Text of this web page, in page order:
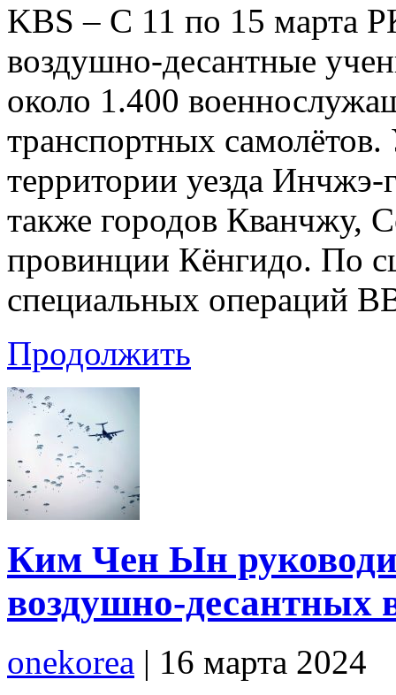
KBS – С 11 по 15 марта
воздушно-десантные
около 1.400
транспортных
территории уезда
также городов Кванчжу,
провинции Кёнгидо. По
специальных операций
Продолжить
Ким Чен Ын
воздушно-
onekorea | 16 марта 2024